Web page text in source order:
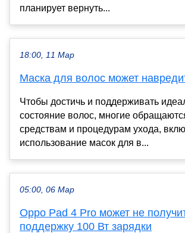
планирует вернуть...
18:00, 11 Мар
Маска для волос может
Чтобы достичь и поддерживать
состояние волос, многие
средствам и процедурам ухода,
использование масок для в...
05:00, 06 Мар
Oppo Pad 4 Pro может не
поддержку 100 Вт зарядки